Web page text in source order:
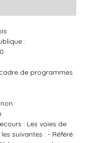
:
de programmes
: Les voies de
suivantes : - Référé